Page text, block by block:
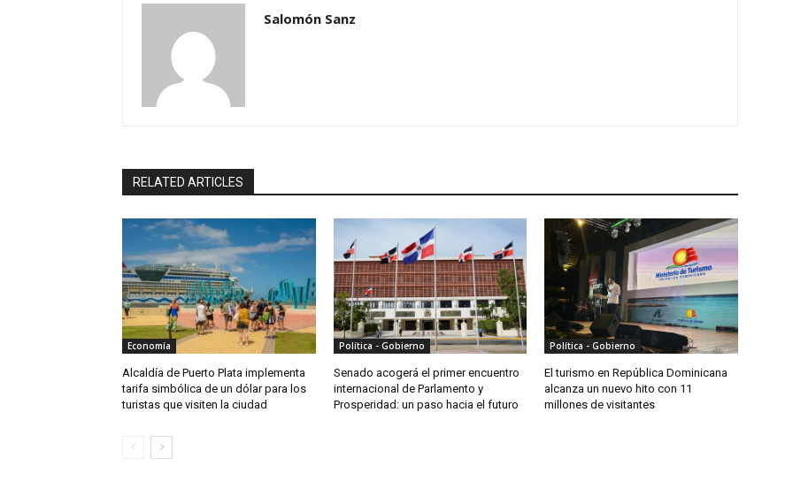
Salomón Sanz
RELATED ARTICLES
Economía
Alcaldía de Puerto Plata implementa
tarifa simbólica de un dólar para los
turistas que visiten la ciudad
Política - Gobierno
Senado acogerá el primer encuentro
internacional de Parlamento y
Prosperidad: un paso hacia el futuro
Política - Gobierno
El turismo en República Dominicana
alcanza un nuevo hito con 11
millones de visitantes